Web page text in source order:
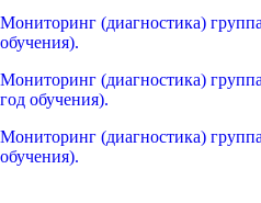
Мониторинг (диагностика)
обучения).
Мониторинг (диагностика)
год обучения).
Мониторинг (диагностика)
обучения).